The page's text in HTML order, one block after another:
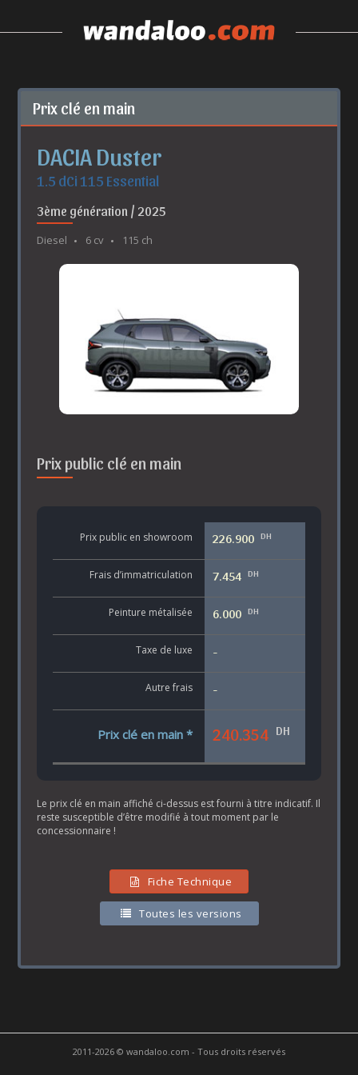
Prix clé en main
DACIA Duster
1.5 dCi 115 Essential
3ème génération / 2025
Diesel 6 cv 115 ch
Prix public clé en main
Prix public en showroom 226.900 DH
Frais d’immatriculation 7.454 DH
Peinture métalisée 6.000 DH
Taxe de luxe -
Autre frais -
Prix clé en main * 240.354 DH
Le prix clé en main affiché ci-dessus est fourni à titre indicatif. Il
reste susceptible d’être modifié à tout moment par le
concessionnaire !
Fiche Technique
Toutes les versions
2011-2026 © wandaloo.com - Tous droits réservés